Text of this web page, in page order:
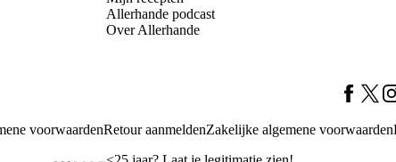
Allerhande podcast
Over Allerhande
voorwaardenRetour aanmeldenZakelijke algemene voorwaarden